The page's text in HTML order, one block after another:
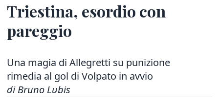
Triestina, esordio con
pareggio
Una magia di Allegretti su punizione
rimedia al gol di Volpato in avvio
di Bruno Lubis